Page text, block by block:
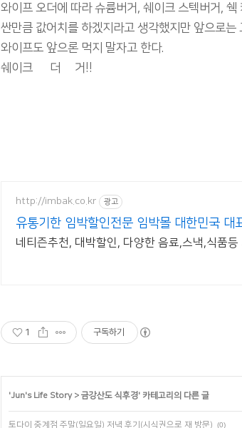
와이프 오더에 따라 슈륨버거, 쉐이크 스텍버거, 쉑
싼만큼 값어치를 하겠지라고 생각했지만 앞으로
와이프도 앞으론 먹지 말자고 한다.
쉐이크 쒯 더 뿨거!!
http://imbak.co.kr 광고
유통기한 임박할인전문 임박몰 대한민국 대
네티즌추천, 대박할인, 다양한 음료,스낵,식품
1 구독하기
'Jun's Life Story> 금강산도 식후경' 카테고리의 다른 글
토다이 중계점 주말(일요일) 저녁 후기(시식권으로 재 방문) (0)